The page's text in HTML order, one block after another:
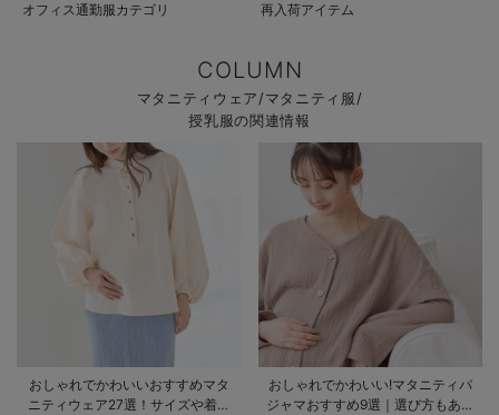
オフィス通勤服カテゴリ 再入荷アイテム
COLUMN
マタニティウェア/マタニティ服/
授乳服の関連情報
おしゃれでかわいいおすすめマタ
ニティウェア27選！サイズや着る
おしゃれでかわいい!マタニティパ
ジャマおすすめ9選｜選び方もあわ